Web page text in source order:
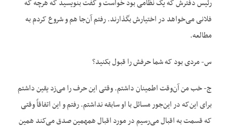
رئیس دفترش که یک نظامی بود خواست و گفت بنویسید که هرچه که
فلانی می‌خواهد در اختیارش بگذارند. رفتم آن‌جا هم و شروع کردم به
مطالعه.
س- مردی بود که شما حرفش را قبول بکنید‌؟
ج- خب من آن‌وقت اطمینان داشتم. وقتی این حرف را می‌زد یقین داشتم
برای این‌که در این‌جور مسائل با او سابقه نداشتم. رفتم و این اتفاقاً وقتی
که قسمت به اقبال می‌رسیم در مورد اقبال همهمین صدق می‌کند همین